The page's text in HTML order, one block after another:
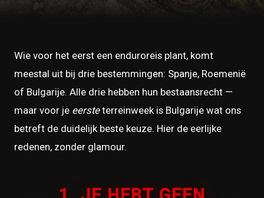
Wie voor het eerst een enduroreis plant, komt
meestal uit bij drie bestemmingen: Spanje, Roemenië
of Bulgarije. Alle drie hebben hun bestaansrecht —
maar voor je eersteterreinweek is Bulgarije wat ons
betreft de duidelijk beste keuze. Hier de eerlijke
redenen, zonder glamour.